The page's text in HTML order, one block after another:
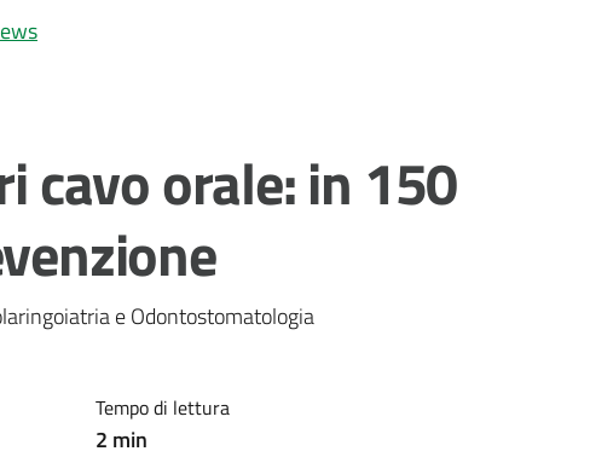
cavo orale: in 150
e Odontostomatologia
Tempo di lettura
2 min